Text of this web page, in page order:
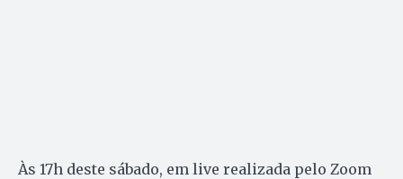
Às 17h deste sábado, em live realizada pelo Zoom